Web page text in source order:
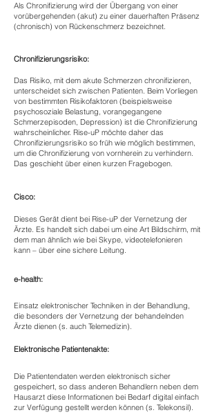
Als Chronifizierung wird der Übergang von einer
vorübergehenden (akut) zu einer dauerhaften Präsenz
(chronisch) von Rückenschmerz bezeichnet.
Chronifizierungsrisiko:
Das Risiko, mit dem akute Schmerzen chronifizieren,
unterscheidet sich zwischen Patienten. Beim Vorliegen
von bestimmten Risikofaktoren (beispielsweise
psychosoziale Belastung, vorangegangene
Schmerzepisoden, Depression) ist die Chronifizierung
wahrscheinlicher. Rise-uP möchte daher das
Chronifizierungsrisiko so früh wie möglich bestimmen,
um die Chronifizierung von vornherein zu verhindern.
Das geschieht über einen kurzen Fragebogen.
Cisco:
Dieses Gerät dient bei Rise-uP der Vernetzung der
Ärzte. Es handelt sich dabei um eine Art Bildschirm, mit
dem man ähnlich wie bei Skype, videotelefonieren
kann – über eine sichere Leitung.
e-health:
Einsatz elektronischer Techniken in der Behandlung,
die besonders der Vernetzung der behandelnden
Ärzte dienen (s. auch Telemedizin).
Elektronische Patientenakte:
Die Patientendaten werden elektronisch sicher
gespeichert, so dass anderen Behandlern neben dem
Hausarzt diese Informationen bei Bedarf digital einfach
zur Verfügung gestellt werden können (s. Telekonsil).